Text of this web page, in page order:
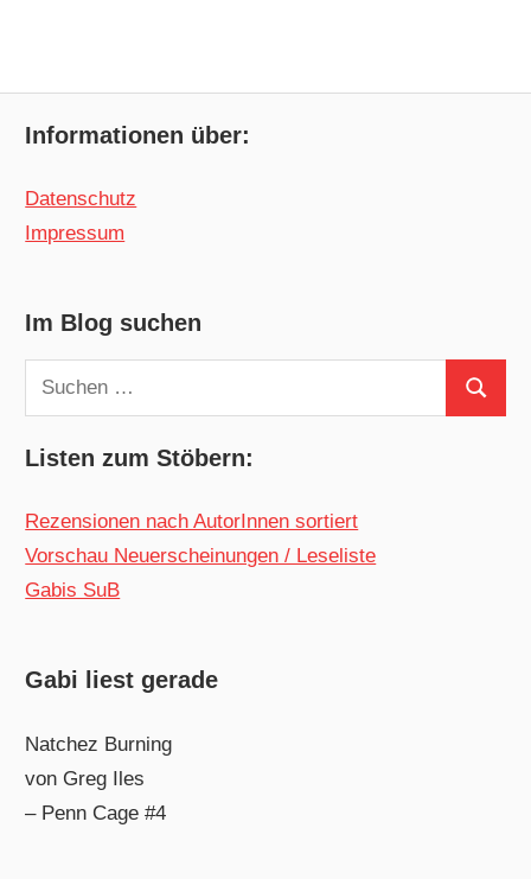
Informationen über:
Datenschutz
Impressum
Im Blog suchen
Suchen
nach:
Suchen
Listen zum Stöbern:
Rezensionen nach AutorInnen sortiert
Vorschau Neuerscheinungen / Leseliste
Gabis SuB
Gabi liest gerade
Natchez Burning
von Greg Iles
– Penn Cage #4